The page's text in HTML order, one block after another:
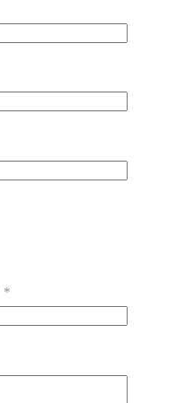
*